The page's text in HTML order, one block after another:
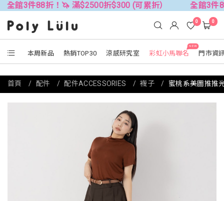
折！🦄 滿$2500折$300 (可累折） 全館3件88折！🦄
本周新品 熱銷TOP30 涼感研究室
NEW
彩虹小馬聯名 門市資
0 0
首頁 配件 配件ACCESSORIES 襪子 蜜桃系美圖推推